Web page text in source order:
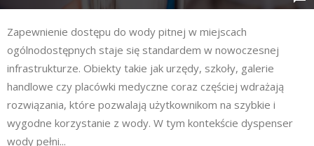
Zapewnienie dostępu do wody pitnej w miejscach
ogólnodostępnych staje się standardem w nowoczesnej
infrastrukturze. Obiekty takie jak urzędy, szkoły, galerie
handlowe czy placówki medyczne coraz częściej wdrażają
rozwiązania, które pozwalają użytkownikom na szybkie i
wygodne korzystanie z wody. W tym kontekście dyspenser
wody pełni...